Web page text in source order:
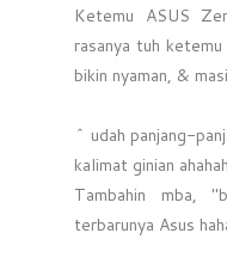
Ketemu ASUS
rasanya tuh
bikin nyaman, &
^ udah panjang-
kalimat ginian
Tambahin mba,
terbarunya Asus